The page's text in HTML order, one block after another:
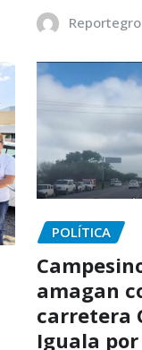
POLÍTICA
amagan
carretera
Iguala